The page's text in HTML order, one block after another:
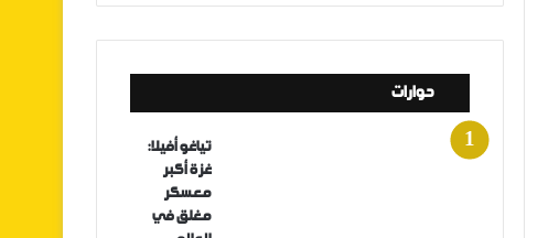
حوارات
تياغو أفيلا:
غزة أكبر
معسكر
مغلق في